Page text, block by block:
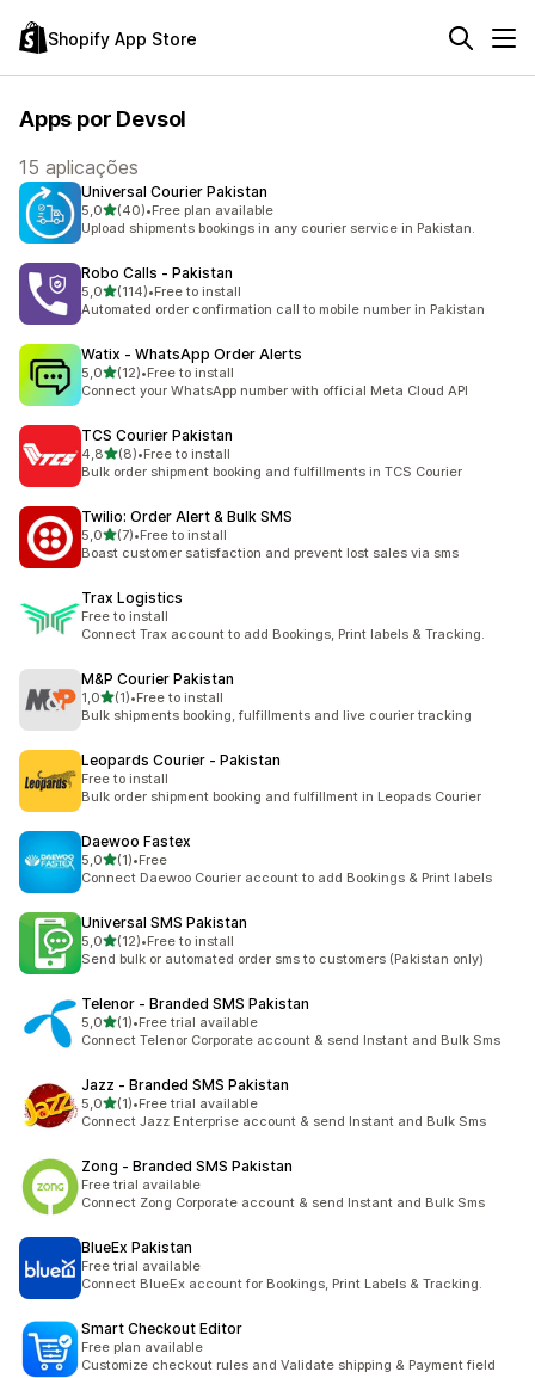
Shopify App Store
Apps por Devsol
15 aplicações
Universal Courier Pakistan
5,0de 5 estrelas
(40)
40 total de avaliações
•Free plan available
Upload shipments bookings in any courier service in Pakistan.
Robo Calls ‑ Pakistan
5,0de 5 estrelas
(114)
114 total de avaliações
•Free to install
Automated order confirmation call to mobile number in Pakistan
Watix ‑ WhatsApp Order Alerts
5,0de 5 estrelas
(12)
12 total de avaliações
•Free to install
Connect your WhatsApp number with official Meta Cloud API
TCS Courier Pakistan
4,8de 5 estrelas
(8)
8 total de avaliações
•Free to install
Bulk order shipment booking and fulfillments in TCS Courier
Twilio: Order Alert & Bulk SMS
5,0de 5 estrelas
(7)
7 total de avaliações
•Free to install
Boast customer satisfaction and prevent lost sales via sms
Trax Logistics
Free to install
Connect Trax account to add Bookings, Print labels & Tracking.
M&P Courier Pakistan
1,0de 5 estrelas
(1)
1 total de avaliações
•Free to install
Bulk shipments booking, fulfillments and live courier tracking
Leopards Courier ‑ Pakistan
Free to install
Bulk order shipment booking and fulfillment in Leopads Courier
Daewoo Fastex
5,0de 5 estrelas
(1)
1 total de avaliações
•Free
Connect Daewoo Courier account to add Bookings & Print labels
Universal SMS Pakistan
5,0de 5 estrelas
(12)
12 total de avaliações
•Free to install
Send bulk or automated order sms to customers (Pakistan only)
Telenor ‑ Branded SMS Pakistan
5,0de 5 estrelas
(1)
1 total de avaliações
•Free trial available
Connect Telenor Corporate account & send Instant and Bulk Sms
Jazz ‑ Branded SMS Pakistan
5,0de 5 estrelas
(1)
1 total de avaliações
•Free trial available
Connect Jazz Enterprise account & send Instant and Bulk Sms
Zong ‑ Branded SMS Pakistan
Free trial available
Connect Zong Corporate account & send Instant and Bulk Sms
BlueEx Pakistan
Free trial available
Connect BlueEx account for Bookings, Print Labels & Tracking.
Smart Checkout Editor
Free plan available
Customize checkout rules and Validate shipping & Payment field